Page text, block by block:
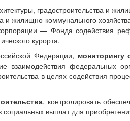
градостроительства и
и жилищно-коммунального
— Фонда содействия
курорта.
Федерации, мониторингу
федеральных
в целях содействия
, контролировать
выплат для